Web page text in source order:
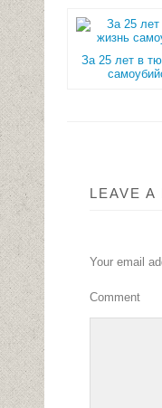
За 25 лет в
LEAVE A
Your email
Comment